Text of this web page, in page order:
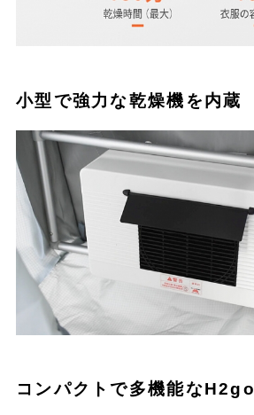
小型で強力な乾燥機を内蔵
コンパクトで多機能なH2go